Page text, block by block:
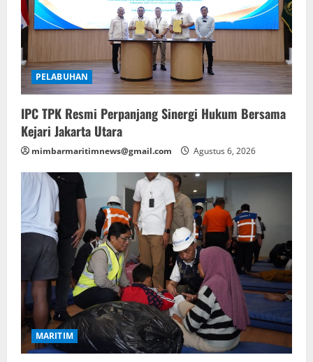
PELABUHAN
IPC TPK Resmi Perpanjang Sinergi Hukum Bersama
Kejari Jakarta Utara
mimbarmaritimnews@gmail.com Agustus 6, 2026
MARITIM